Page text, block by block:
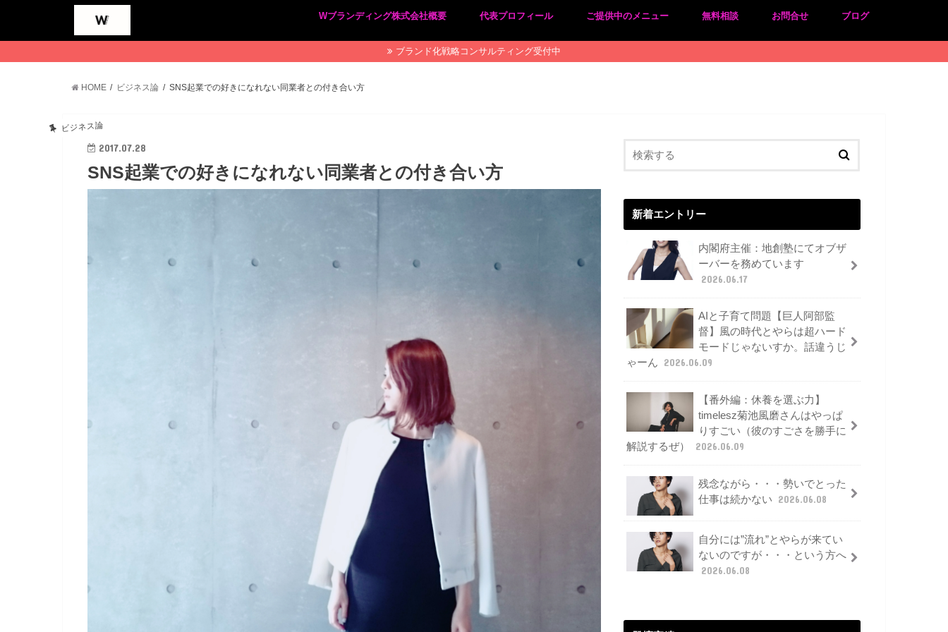
Wブランディング株式会社概要
プライバシーポリシー
特定商取引法に基づく表記
代表プロフィール ご提供中のメニュー 無料相談 お問合せ ブログ
ブランド化戦略コンサルティング受付中
HOME ビジネス論 SNS起業での好きになれない同業者との付き合い方
ビジネス論
2017.07.28
SNS起業での好きになれない同業者との付き合い方
新着エントリー
内閣府主催：地創塾にてオブザ
ーバーを務めています
2026.06.17
AIと子育て問題【巨人阿部監
督】風の時代とやらは超ハード
モードじゃないすか。話違うじ
ゃーん
2026.06.09
【番外編：休養を選ぶ力】
timelesz菊池風磨さんはやっぱ
りすごい（彼のすごさを勝手に
解説するぜ）
2026.06.09
残念ながら・・・勢いでとった
仕事は続かない
2026.06.08
自分には”流れ”とやらが来てい
ないのですが・・・という方へ
2026.06.08